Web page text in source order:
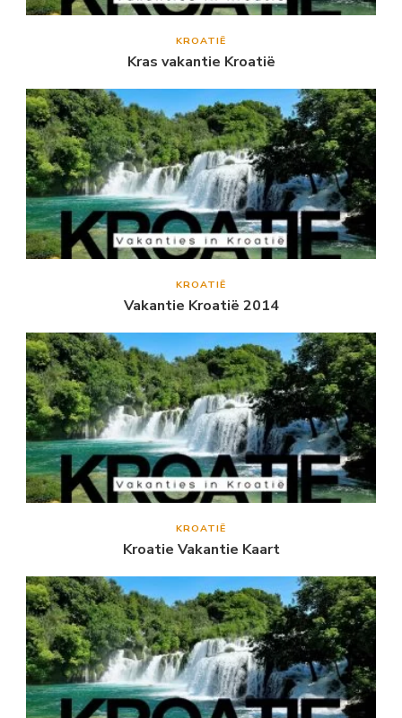
KROATIË
Kras vakantie Kroatië
KROATIË
Vakantie Kroatië 2014
KROATIË
Kroatie Vakantie Kaart